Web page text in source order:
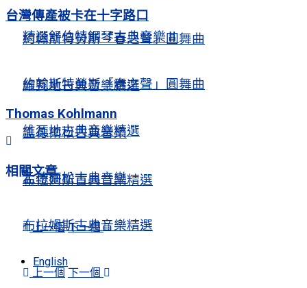
約翰斯特勞斯「春之聲」圓舞曲
維瓦地古典音樂精選
孟德爾松古典音樂
布拉姆斯古典音樂精選
上一個 下一個
English
精選舒伯特鋼琴古典音樂Ⅱ
約翰斯特勞斯「春之聲」圓舞曲
維瓦地古典音樂精選
孟德爾松古典音樂
布拉姆斯古典音樂精選
上一個 下一個
台灣傳產被卡在十字路口
Thomas Kohlmann
相關文章